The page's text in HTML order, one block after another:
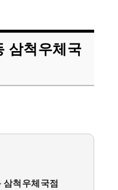
삼척우체국
삼척우체국점